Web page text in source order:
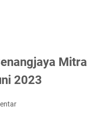
Mitra
2023